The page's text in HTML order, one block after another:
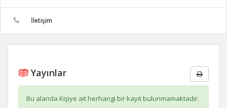
İletişim
Yayınlar
Bu alanda Kişiye ait herhangi bir kayıt bulunmamaktadır.